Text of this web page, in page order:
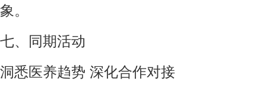
象。
七、同期活动
洞悉医养趋势 深化合作对接